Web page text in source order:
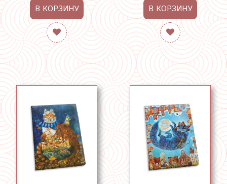
В КОРЗИНУ В КОРЗИНУ